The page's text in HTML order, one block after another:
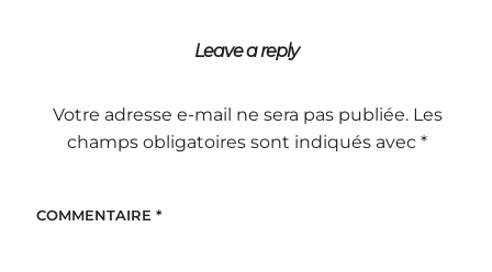
Leave a reply
Votre adresse e-mail ne sera pas publiée. Les
champs obligatoires sont indiqués avec*
COMMENTAIRE *